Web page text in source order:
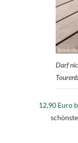
Darf
12,90 Euro